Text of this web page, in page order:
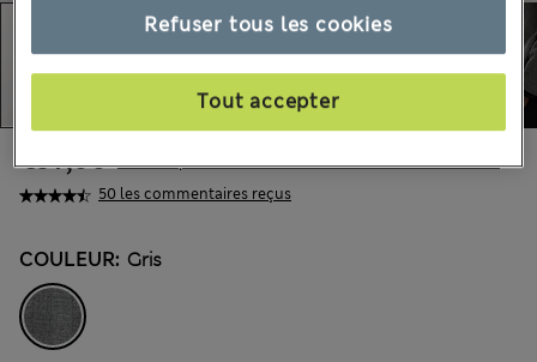
50 les commentaires reçus
€97,00 Tous les prix incluent les taxes et les frais de douanes
COULEUR: Gris
Refuser tous les cookies
Tout accepter